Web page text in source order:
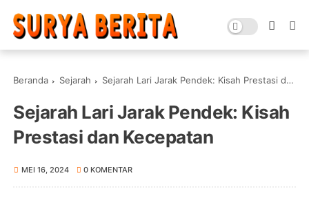
Beranda Sejarah Sejarah Lari Jarak Pendek: Kisah Prestasi dan Kecepatan
Sejarah Lari Jarak Pendek: Kisah
Prestasi dan Kecepatan
MEI 16, 2024 0 KOMENTAR